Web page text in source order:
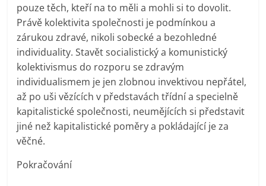
pouze těch, kteří na to měli a mohli si to dovolit.
Právě kolektivita společnosti je podmínkou a
zárukou zdravé, nikoli sobecké a bezohledné
individuality. Stavět socialistický a komunistický
kolektivismus do rozporu se zdravým
individualismem je jen zlobnou invektivou nepřátel,
až po uši vězících v představách třídní a specielně
kapitalistické společnosti, neumějících si představit
jiné než kapitalistické poměry a pokládající je za
věčné.
Pokračování